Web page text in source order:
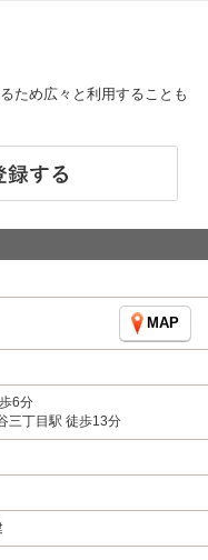
ため広々と利用することも
MAP
6分
三丁目駅 徒歩13分